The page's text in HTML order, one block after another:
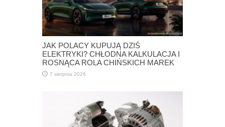
JAK POLACY KUPUJĄ DZIŚ
ELEKTRYKI? CHŁODNA KALKULACJA I
ROSNĄCA ROLA CHIŃSKICH MAREK
7 sierpnia 2026